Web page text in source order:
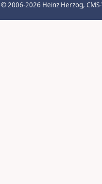
© 2006-2026 Heinz Herzog,